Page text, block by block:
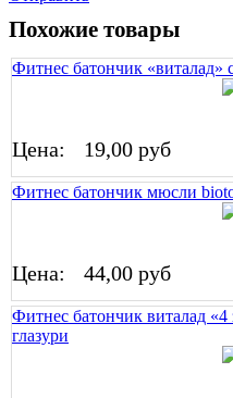
Похожие товары
Фитнес батончик «виталад»
Цена: 19,00 руб
Фитнес батончик мюсли
Цена: 44,00 руб
Фитнес батончик виталад
глазури